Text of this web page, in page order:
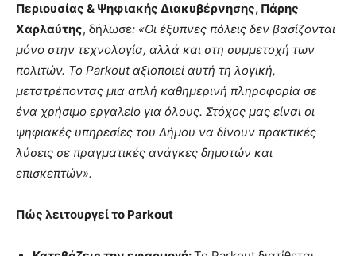
Περιουσίας & Ψηφιακής Διακυβέρνησης, Πάρης
Χαρλαύτης, δήλωσε: «Οι έξυπνες πόλεις δεν βασίζονται
μόνο στην τεχνολογία, αλλά και στη συμμετοχή των
πολιτών. Το Parkout αξιοποιεί αυτή τη λογική,
μετατρέποντας μια απλή καθημερινή πληροφορία σε
ένα χρήσιμο εργαλείο για όλους. Στόχος μας είναι οι
ψηφιακές υπηρεσίες του Δήμου να δίνουν πρακτικές
λύσεις σε πραγματικές ανάγκες δημοτών και
επισκεπτών».
Πώς λειτουργεί το Parkout